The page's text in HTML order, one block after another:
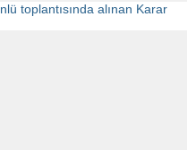
toplantısında alınan Karar